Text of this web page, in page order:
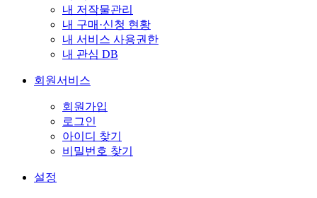
내 저작물관리
내 구매·신청 현황
내 서비스 사용권한
내 관심 DB
회원서비스
회원가입
로그인
아이디 찾기
비밀번호 찾기
설정